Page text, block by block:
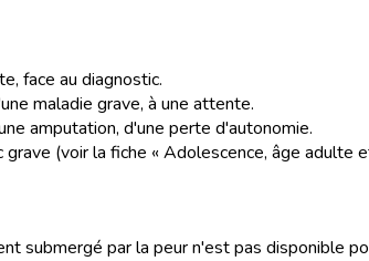
face au diagnostic.
maladie grave, à une attente.
amputation, d'une perte d'autonomie.
(voir la fiche « Adolescence, âge adulte
submergé par la peur n'est pas disponible